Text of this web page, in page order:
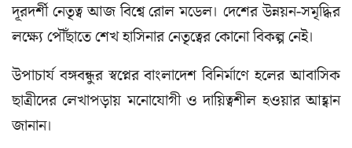
দূরদর্শী নেতৃত্ব আজ বিশ্বে রোল মডেল। দেশের উন্নয়ন-সমৃদ্ধির
লক্ষ্যে পৌঁছাতে শেখ হাসিনার নেতৃত্বের কোনো বিকল্প নেই।
উপাচার্য বঙ্গবন্ধুর স্বপ্নের বাংলাদেশ বিনির্মাণে হলের আবাসিক
ছাত্রীদের লেখাপড়ায় মনোযোগী ও দায়িত্বশীল হওয়ার আহ্বান
জানান।